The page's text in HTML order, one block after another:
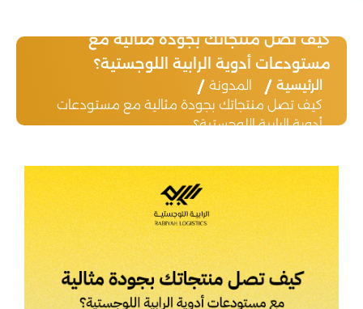
كيف تصل منتجاتك بجودة مثالية مع
مستودعات أدوية الرابية اللوجستية؟
الرئيسية
المدونة
كيف تصل منتجاتك بجودة مثالية مع مستودعات
أدوية الرابية اللوجستية؟